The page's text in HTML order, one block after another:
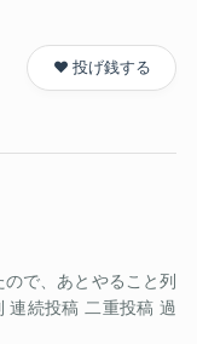
❤️ 投げ銭する
で、あとやること列
連続投稿 二重投稿 過